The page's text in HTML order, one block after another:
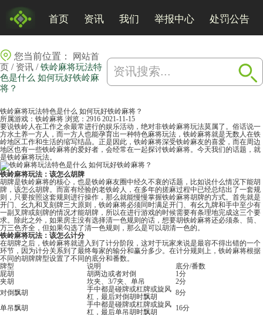
首页 资讯 我们 举报中心 处罚公告
您当前位置：
网站首
页 / 资讯 /铁岭麻将玩法特
色是什么 如何玩好铁岭麻
将？
铁岭麻将玩法特色是什么 如何玩好铁岭麻将？
所属游戏： 铁岭麻将 浏览：2916 2021-11-15
要说铁岭人在工作之余最常进行的娱乐活动，绝对非铁岭麻将玩法莫属了。俗话说一
方水土养一方人，而一方人也能孕育出一种特色麻将玩法，铁岭麻将就是无数人在铁
岭地区工作和生活的缩写结晶。正是因此，铁岭麻将深受铁岭麻友的喜爱，而在周边
地区也有一些铁岭麻将的爱好者，会经常在一起探讨铁岭麻将。今天我们的话题，就
是铁岭麻将玩法。
铁岭麻将玩法：该怎么胡牌
胡牌是铁岭麻将的核心，也是铁岭麻友圈中经久不衰的话题，比如说什么情况下能胡
牌，该怎么胡牌。而富有经验的老铁岭人，在多年的搓麻过程中已经总结出了一套规
则，只要按照这套规则进行操作，那么就能慢慢掌握铁岭麻将胡牌的方式。首先就是
开门、幺九和叉刻牌三大原则，铁岭麻将必须同时满足开门、有幺九牌和手中至少有
一副叉牌或刻牌的情况才能胡牌，所以在进行游戏的时候需要有条理地完成这三个要
求。除此之外，如果房主没有选择清一色规则的话，想要胡铁岭麻将还必须条、筒、
万三色齐全，但如果勾选了清一色规则，那么是可以胡清一色的。
铁岭麻将玩法：该怎么计分
在胡牌之后，铁岭麻将就进入到了计分阶段，这对于玩家来说是最容不得出错的一个
环节，因为计分关系到了最终每家的输分和赢分多少。在计分规则上，铁岭麻将根据
不同的胡牌牌型设置了不同的底分和番数。
牌型
说明
底分/番数
屁胡
胡两边或者对倒
1分
夹胡
坎夹、3/7夹、单吊
2分
对倒飘胡
手中都是碰牌或杠牌或旋风
杠，最后对倒胡时飘胡
8分
单吊飘胡
手中都是碰牌或杠牌或旋风
杠，最后单吊胡时飘胡
16分